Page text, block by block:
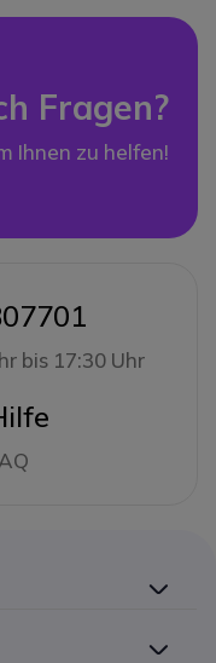
Fragen?
Ihnen zu helfen!
bis 17:30 Uhr